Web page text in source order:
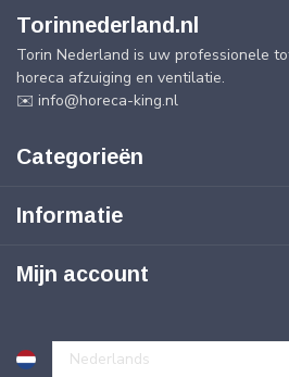
Torinnederland.nl
Torin Nederland is uw professionele
horeca afzuiging en ventilatie.
✉️ info@horeca-king.nl
Categorieën
Informatie
Mijn account